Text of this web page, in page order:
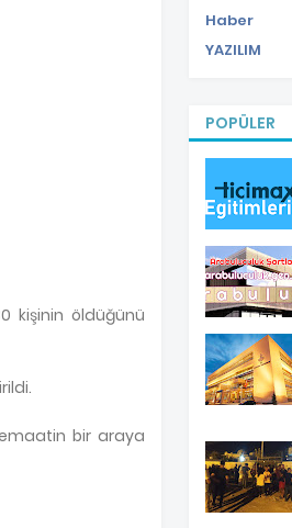
kişinin öldüğünü
bir araya
Haber
YAZILIM
POPÜLER